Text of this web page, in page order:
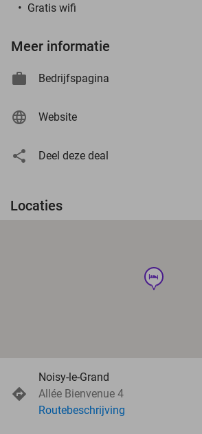
Gratis wifi
Meer informatie
Bedrijfspagina
Website
Deel deze deal
Locaties
hotel
Noisy-le-Grand
Allée Bienvenue 4
Routebeschrijving